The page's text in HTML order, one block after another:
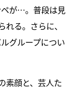
ペが…。普段は見
る。さらに、
グループについ
素顔と、芸人た